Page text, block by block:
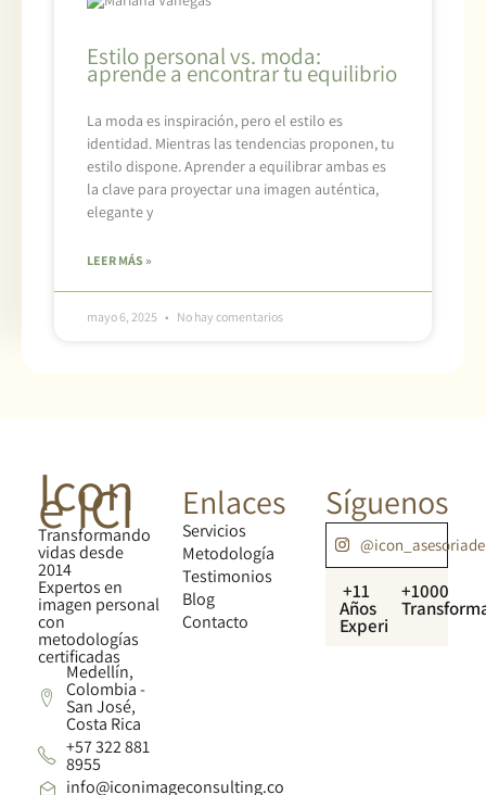
Estilo personal vs. moda:
aprende a encontrar tu equilibrio
La moda es inspiración, pero el estilo es
identidad. Mientras las tendencias proponen, tu
estilo dispone. Aprender a equilibrar ambas es
la clave para proyectar una imagen auténtica,
elegante y
LEER MÁS »
mayo 6, 2025 No hay comentarios
Icon
e ICI
Transformando
vidas desde
2014
Expertos en
imagen personal
con
metodologías
certificadas
Medellín,
Colombia -
San José,
Costa Rica
+57 322 881
8955
info@iconimageconsulting.co
Enlaces
Servicios
Metodología
Testimonios
Blog
Contacto
Síguenos
+11
Años
Experiencia
+1000